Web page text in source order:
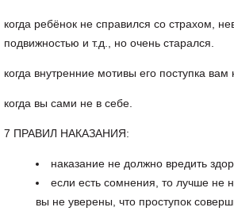
когда ребёнок не справился со страхом,
подвижностью и т.д., но очень старался.
когда внутренние мотивы его поступка вам
когда вы сами не в себе.
7 ПРАВИЛ НАКАЗАНИЯ:
наказание не должно вредить
если есть сомнения, то лучше не
вы не уверены, что проступок